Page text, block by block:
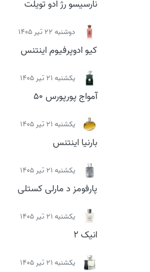
نارسیسو رژ ادو تویلت
دوشنبه 22 تیر 1405
کیو ادوپرفیوم اینتنس
يكشنبه 21 تیر 1405
آمواج پورپورس 50
يكشنبه 21 تیر 1405
بارنیا اینتنس
يكشنبه 21 تیر 1405
پارفومز د مارلی کستلی
يكشنبه 21 تیر 1405
انیک 2
يكشنبه 21 تیر 1405